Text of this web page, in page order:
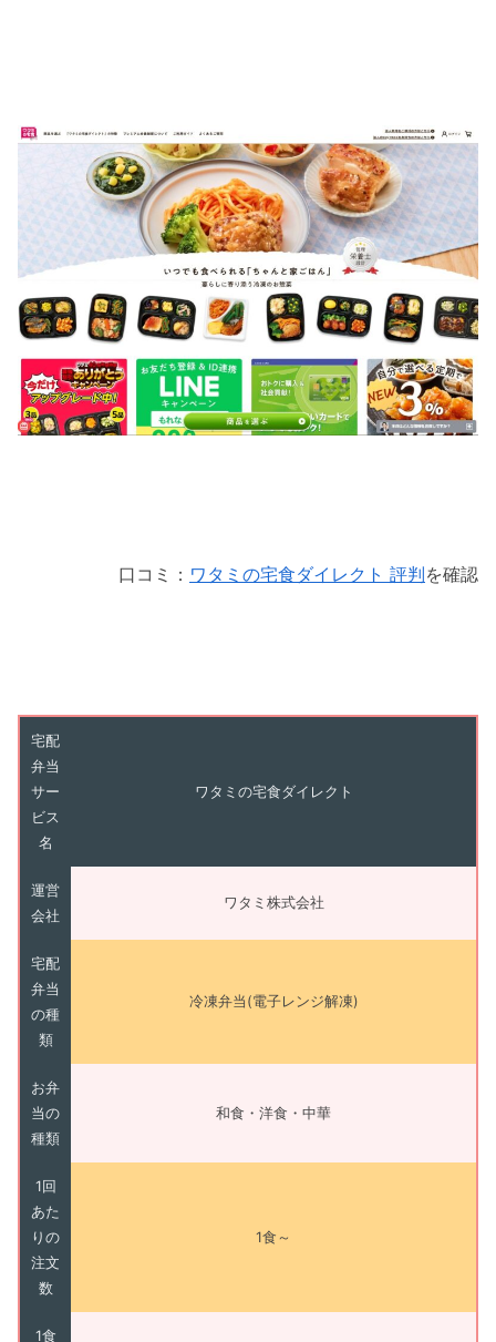
口コミ： ワタミの宅食ダイレクト 評判を確認
宅配
弁当
サー
ビス
名
ワタミの宅食ダイレクト
運営
会社
ワタミ株式会社
宅配
弁当
の種
類
冷凍弁当(電子レンジ解凍)
お弁
当の
種類
和食・洋食・中華
1回
あた
りの
注文
数
1食～
1食